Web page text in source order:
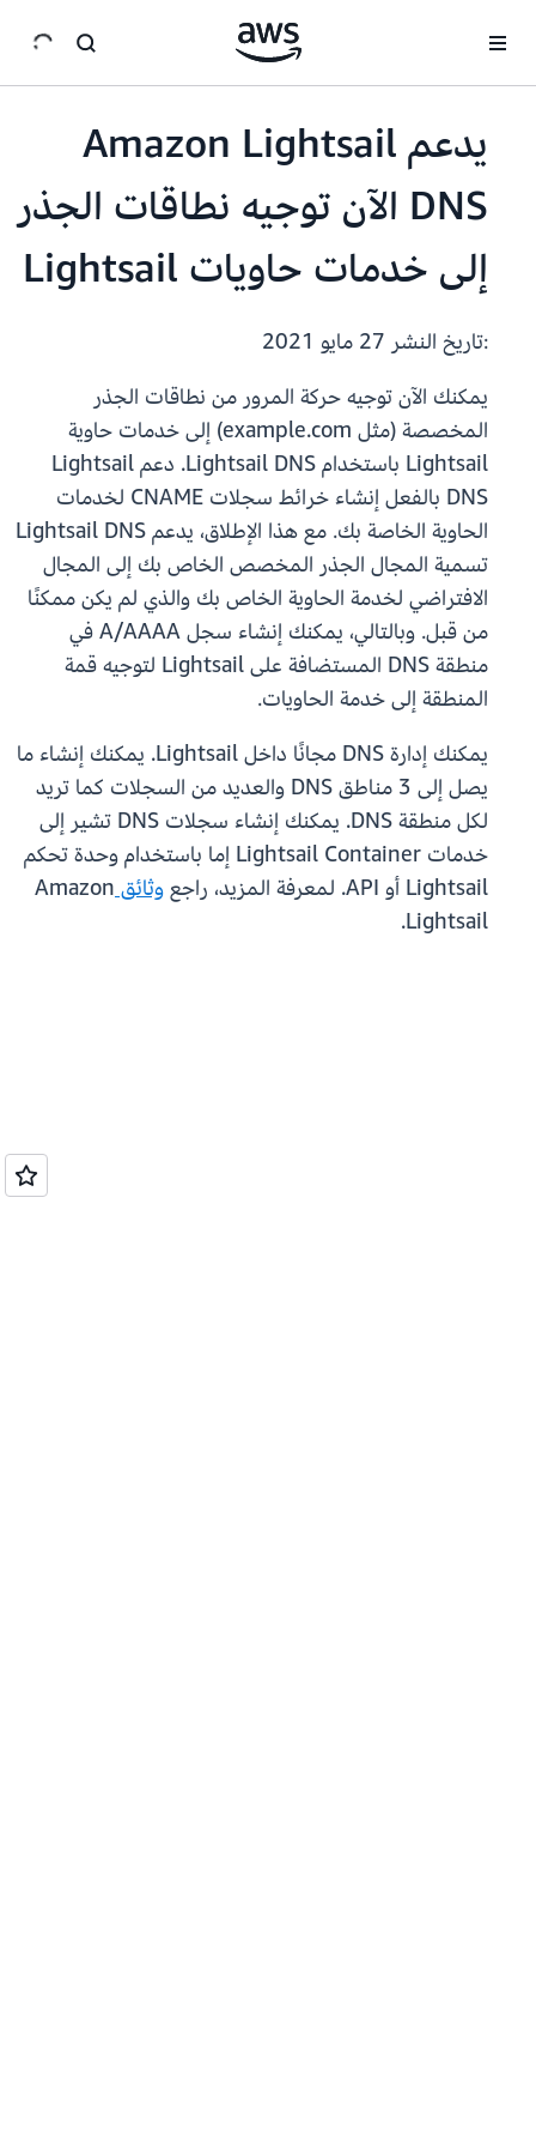
يدعم Amazon Lightsail
DNS الآن توجيه نطاقات الجذر
إلى خدمات حاويات Lightsail
:تاريخ النشر
يمكنك الآن توجيه حركة المرور من نطاقات الجذر
المخصصة (مثل example.com) إلى خدمات حاوية
Lightsail باستخدام Lightsail DNS. دعم Lightsail
DNS بالفعل إنشاء خرائط سجلات CNAME لخدمات
الحاوية الخاصة بك. مع هذا الإطلاق، يدعم Lightsail DNS
تسمية المجال الجذر المخصص الخاص بك إلى المجال
الافتراضي لخدمة الحاوية الخاص بك والذي لم يكن ممكنًا
من قبل. وبالتالي، يمكنك إنشاء سجل A/AAAA في
منطقة DNS المستضافة على Lightsail لتوجيه قمة
المنطقة إلى خدمة الحاويات.
يمكنك إدارة DNS مجانًا داخل Lightsail. يمكنك إنشاء ما
يصل إلى 3 مناطق DNS والعديد من السجلات كما تريد
لكل منطقة DNS. يمكنك إنشاء سجلات DNS تشير إلى
خدمات Lightsail Container إما باستخدام وحدة تحكم
Lightsail أو API. لمعرفة المزيد، راجع
وثائقAmazon
Lightsail.